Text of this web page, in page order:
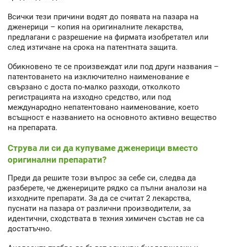
Всички тези причини водят до появата на пазара на
дженерици – копия на оригиналните лекарства,
предлагани с разрешение на фирмата изобретател или
след изтичане на срока на патентната защита.
Обикновено те се произвеждат или под други названия –
патентоването на изключително наименование е
свързано с доста по-малко разходи, отколкото
регистрацията на изходно средство, или под
международно непатентовано наименование, което
всъщност е названието на основното активно вещество
на препарата.
Струва ли си да купуваме дженерици вместо
оригинални препарати?
Преди да решите този въпрос за себе си, следва да
разберете, че дженериците рядко са пълни аналози на
изходните препарати. За да се считат 2 лекарства,
пуснати на пазара от различни производители, за
идентични, сходствата в техния химичен състав не са
достатъчно.